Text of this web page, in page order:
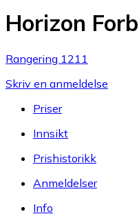
Horizon
Rangering 1211
Skriv en anmeldelse
Priser
Innsikt
Prishistorikk
Anmeldelser
Info